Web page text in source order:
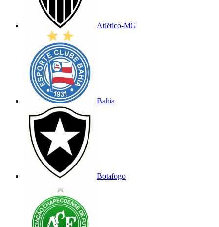
Atlético-MG
Bahia
Botafogo